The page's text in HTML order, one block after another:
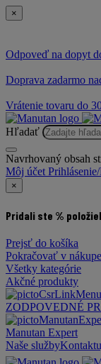
×
Odpoveď na dopyt
Doprava zadarmo
Vrátenie tovaru do
Hľadať
Navrhovaný obsah
Môj účet
×
Pridali ste %
Prejsť do košíka
Pokračovať v nákupe
Všetky kategórie
Akčné produkty
ZODPOVEDNÉ
Manutan Expert
Naše služby